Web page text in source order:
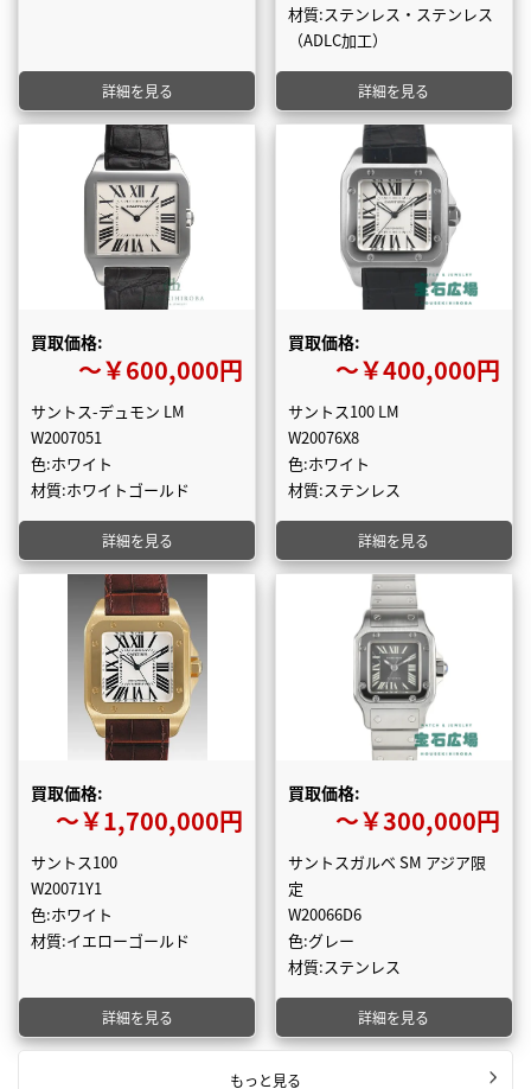
詳細を見る
材質:ステンレス・ステンレス
（ADLC加工）
詳細を見る
買取価格:
〜￥600,000円
サントス-デュモン LM
W2007051
色:ホワイト
材質:ホワイトゴールド
詳細を見る
買取価格:
〜￥400,000円
サントス100 LM
W20076X8
色:ホワイト
材質:ステンレス
詳細を見る
買取価格:
〜￥1,700,000円
サントス100
W20071Y1
色:ホワイト
材質:イエローゴールド
詳細を見る
買取価格:
〜￥300,000円
サントスガルベ SM アジア限
定
W20066D6
色:グレー
材質:ステンレス
詳細を見る
もっと見る